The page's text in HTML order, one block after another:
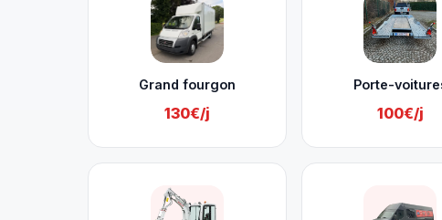
Grand fourgon
130€/j
Porte-
100€/j